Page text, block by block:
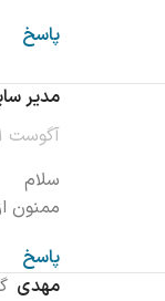
پاسخ
مدیر
آگوست 31, 2021 در 5:56 ب.ظ
سلام
ممنون
پاسخ
مهدی